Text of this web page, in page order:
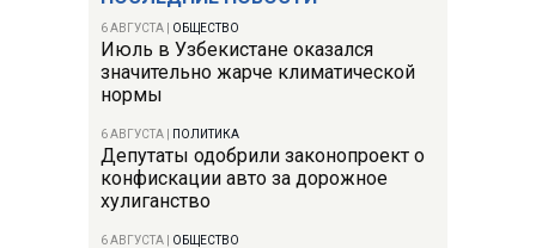
6 АВГУСТА ОБЩЕСТВО
Июль в Узбекистане оказался
значительно жарче климатической
нормы
6 АВГУСТА ПОЛИТИКА
Депутаты одобрили законопроект о
конфискации авто за дорожное
хулиганство
6 АВГУСТА ОБЩЕСТВО